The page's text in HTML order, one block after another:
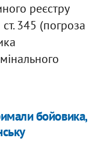
реєстру
345 (погроза
бойовика,